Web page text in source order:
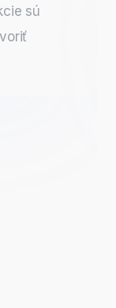
sú
napĺňa